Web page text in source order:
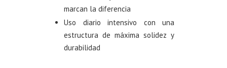
marcan la diferencia
Uso diario intensivo con una
estructura de máxima solidez y
durabilidad